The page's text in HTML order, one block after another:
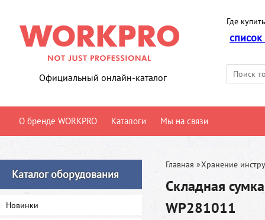
Официальный онлайн-каталог
Где
О бренде WORKPRO Каталоги Мы на связи
Каталог оборудования
Новинки
Главная »Хранение
Складная
WP281011